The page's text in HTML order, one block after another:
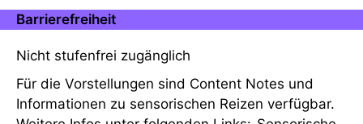
Barrierefreiheit
Nicht stufenfrei zugänglich
Für die Vorstellungen sind Content Notes und
Informationen zu sensorischen Reizen verfügbar.